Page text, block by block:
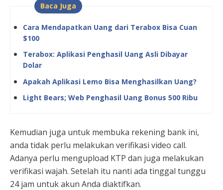
Baca Juga
Cara Mendapatkan Uang dari Terabox Bisa Cuan
$100
Terabox: Aplikasi Penghasil Uang Asli Dibayar
Dolar
Apakah Aplikasi Lemo Bisa Menghasilkan Uang?
Light Bears; Web Penghasil Uang Bonus 500 Ribu
Kemudian juga untuk membuka rekening bank ini,
anda tidak perlu melakukan verifikasi video call.
Adanya perlu mengupload KTP dan juga melakukan
verifikasi wajah. Setelah itu nanti ada tinggal tunggu
24 jam untuk akun Anda diaktifkan.